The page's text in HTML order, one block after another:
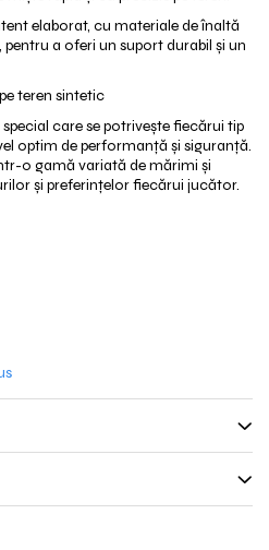
elaborat, cu materiale de înaltă
a oferi un suport durabil și un
teren sintetic
care se potrivește fiecărui tip
optim de performanță și siguranță.
o gamă variată de mărimi și
și preferințelor fiecărui jucător.